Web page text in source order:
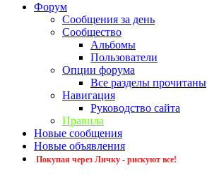
Форум
Сообщения за день
Сообщество
Альбомы
Пользователи
Опции форума
Все разделы прочитаны
Навигация
Руководство сайта
Правила
Новые сообщения
Новые объявления
Покупая через Личку - рискуют все!